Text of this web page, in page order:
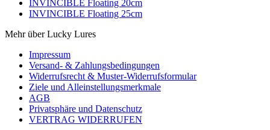
INVINCIBLE Floating 20cm
INVINCIBLE Floating 25cm
Mehr über Lucky Lures
Impressum
Versand- & Zahlungsbedingungen
Widerrufsrecht & Muster-Widerrufsformular
Ziele und Alleinstellungsmerkmale
AGB
Privatsphäre und Datenschutz
VERTRAG WIDERRUFEN